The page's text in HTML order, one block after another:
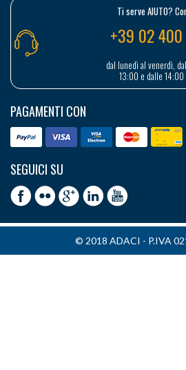
Ti serve AIUTO?
+39 02 400
dal lunedì al venerdì,
13:00 e dalle 14:00
PAGAMENTI CON
SEGUICI SU
© 2018 ADACI - P.IVA